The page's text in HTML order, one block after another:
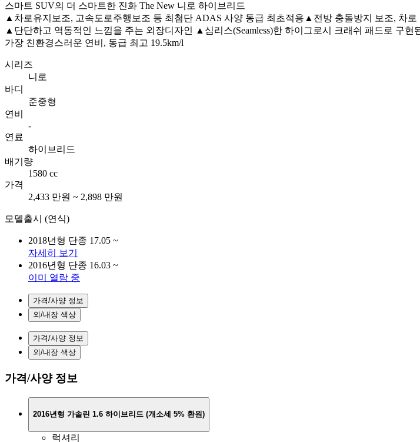
스마트 SUV의 더 스마트한 진화 The New 니로 하이브리드
▲차로유지보조, 고속도로주행보조 등 최첨단 ADAS 사양 동급 최초적용▲전방 충돌방지 보조, 차
▲단단하고 역동적인 느낌을 주는 외장디자인 ▲심리스(Seamless)한 하이그로시 크래쉬 패드로 구현
가장 친환경스러운 연비, 동급 최고 19.5km/l
시리즈
니로
바디
준중형
연비
-
연료
하이브리드
배기량
1580 cc
가격
2,433 만원 ~ 2,898 만원
모델출시 (연식)
2018년형 단종 17.05 ~
자세히 보기
2016년형 단종 16.03 ~
이미 열람 중
가격/사양 정보
외/내장 색상
가격/사양 정보
외/내장 색상
가격/사양 정보
2016년형 가솔린 1.6 하이브리드 (개소세 5% 환원)
럭셔리